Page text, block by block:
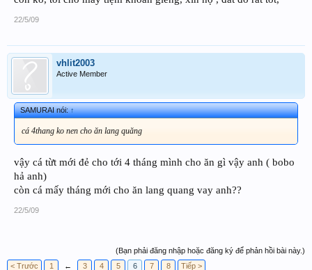
22/5/09
vhlit2003
Active Member
SAMURAI nói:↑
cá 4thang ko nen cho ăn lang quăng
vậy cá từt mới đẻ cho tới 4 tháng mình cho ăn gì vậy anh ( bobo
hả anh)
còn cá mấy tháng mới cho ăn lang quang vay anh??
22/5/09
(Bạn phải đăng nhập hoặc đăng ký để phản hồi bài này.)
< Trước
1 ← 3 4 5 6 7 8 Tiếp >